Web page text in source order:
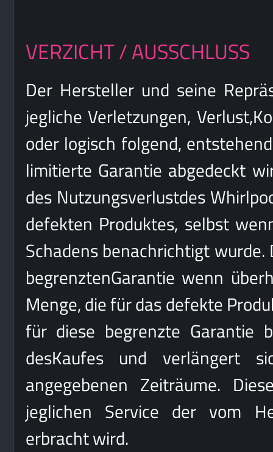
VERZICHT / AUSSCHLUSS
Der Hersteller und seine
jegliche Verletzungen,
oder logisch folgend,
limitierte Garantie abgedeckt
des Nutzungsverlustdes
defekten Produktes, selbst
Schadens benachrichtigt
begrenztenGarantie wenn
Menge, die für das defekte
für diese begrenzte Garantie
desKaufes und verlängert
angegebenen Zeiträume.
jeglichen Service der vom
erbracht wird.